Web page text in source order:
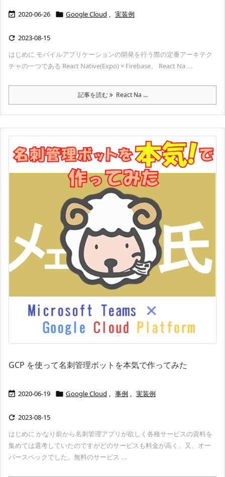
 2020-06-26  Google Cloud 実装例
 2023-08-15
はじめに モバイルアプリケーションの開発を行う際の定番アーキテク
チャの一つである React Native(Expo) × Firebase。 React Na ...
記事を読む React Na ...
GCP を使って名刺管理ボットを本気で作ってみた
 2020-06-19  Google Cloud 事例 実装例
 2023-08-15
はじめに かなり前から名刺管理アプリが欲しく各種サービスの資料を
集めては選考していたのですがどのサービスも料金が高く、又、オー
バースペックでした。無料のサービス ...